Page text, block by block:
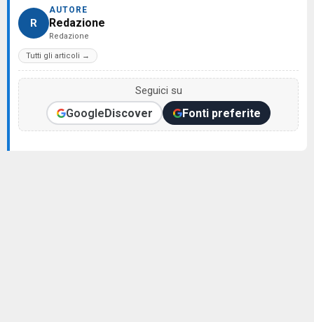
R
AUTORE
Redazione
Redazione
Tutti gli articoli →
Seguici su
GoogleDiscover Fonti preferite